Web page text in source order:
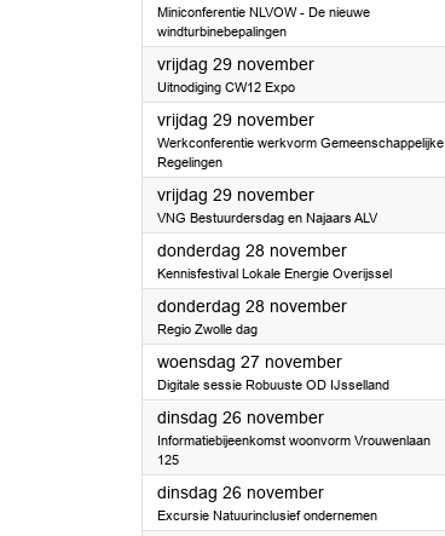
Miniconferentie NLVOW - De nieuwe
windturbinebepalingen
vrijdag 29 november2024
Uitnodiging CW12 Expo
vrijdag 29 november2024
Werkconferentie werkvorm Gemeenschappelijke
Regelingen
vrijdag 29 november2024
VNG Bestuurdersdag en Najaars ALV
donderdag 28 november2024
Kennisfestival Lokale Energie Overijssel
donderdag 28 november2024
Regio Zwolle dag
woensdag 27 november2024
Digitale sessie Robuuste OD IJsselland
dinsdag 26 november2024
Informatiebijeenkomst woonvorm Vrouwenlaan
125
dinsdag 26 november2024
Excursie Natuurinclusief ondernemen